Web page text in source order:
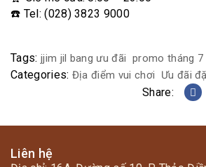
☎️ Tel: (028) 3823 9000
Tags: jjim jil bang ưu đãi promo tháng 7
Categories: Địa điểm vui chơi Ưu đãi
Share:
Liên hệ